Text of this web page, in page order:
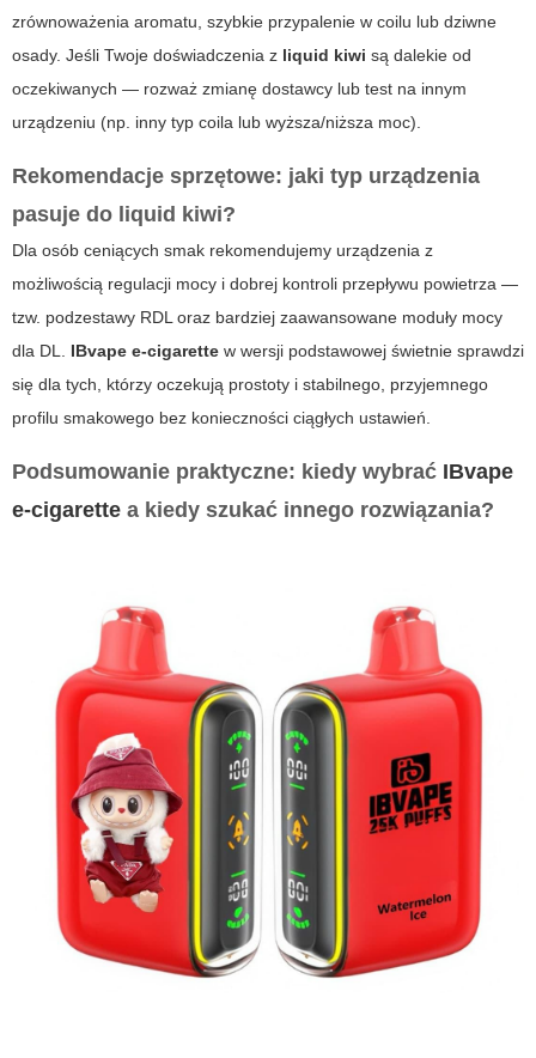
zrównoważenia aromatu, szybkie przypalenie w coilu lub dziwne
osady. Jeśli Twoje doświadczenia z liquid kiwi są dalekie od
oczekiwanych — rozważ zmianę dostawcy lub test na innym
urządzeniu (np. inny typ coila lub wyższa/niższa moc).
Rekomendacje sprzętowe: jaki typ urządzenia
pasuje do liquid kiwi?
Dla osób ceniących smak rekomendujemy urządzenia z
możliwością regulacji mocy i dobrej kontroli przepływu powietrza —
tzw. podzestawy RDL oraz bardziej zaawansowane moduły mocy
dla DL. IBvape e-cigarette w wersji podstawowej świetnie sprawdzi
się dla tych, którzy oczekują prostoty i stabilnego, przyjemnego
profilu smakowego bez konieczności ciągłych ustawień.
Podsumowanie praktyczne: kiedy wybrać IBvape
e-cigarette a kiedy szukać innego rozwiązania?